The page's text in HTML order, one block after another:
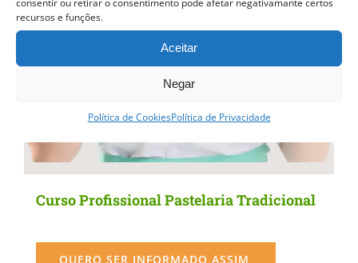
recursos e funções.
Aceitar
Negar
Política de CookiesPolítica de Privacidade
the
Curso Profissional Pastelaria Tradicional
QUERO SER INFORMADO ASSIM